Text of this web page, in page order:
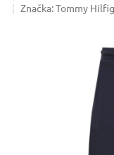
hodnocení
Značka:Tommy